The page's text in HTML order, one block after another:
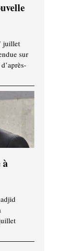
juillet
sur
à